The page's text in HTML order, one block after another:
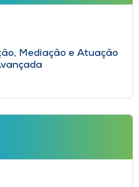
Mediação e Atuação